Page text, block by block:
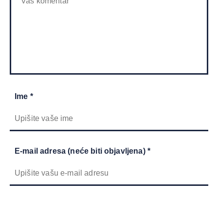
Ime *
E-mail adresa (neće biti objavljena) *